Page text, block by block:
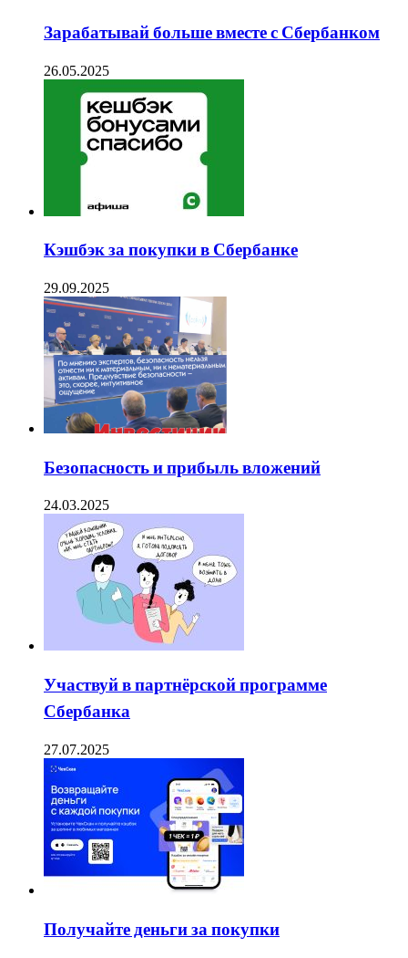
Зарабатывай больше вместе с Сбербанком
26.05.2025
Кэшбэк за покупки в Сбербанке
29.09.2025
Безопасность и прибыль вложений
24.03.2025
Участвуй в партнёрской программе
Сбербанка
27.07.2025
Получайте деньги за покупки